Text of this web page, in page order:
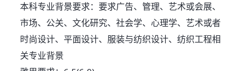
本科专业背景要求：要求广告、管理、艺术或会展、
市场、公关、文化研究、社会学、心理学、艺术或者
时尚设计、平面设计、服装与纺织设计、纺织工程相
关专业背景